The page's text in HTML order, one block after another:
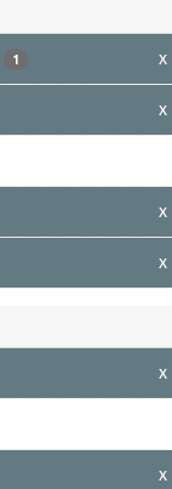
1 x
x
x
x
x
x